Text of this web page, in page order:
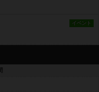
イベント